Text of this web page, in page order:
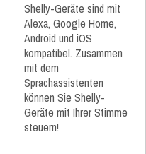
Shelly-Geräte sind mit
Alexa, Google Home,
Android und iOS
kompatibel. Zusammen
mit dem
Sprachassistenten
können Sie Shelly-
Geräte mit Ihrer Stimme
steuern!